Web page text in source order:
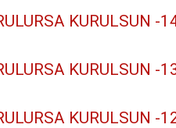
KURULSUN -
KURULSUN -
KURULSUN -